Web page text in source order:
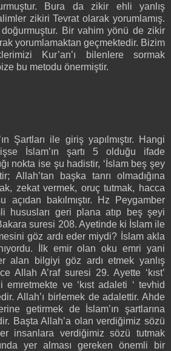
Bura da zikir ehli yanlış
zikiri Tevrat olarak yorumlamış.
doğurmuştur. Bir vahim yönü de zikir
yorumlamaktan geçmektedir. Bizim
Kur’an’ı bilenlere sormak
bu metodu önermiştir.
Şartları ile giriş yapılmıştır. Hangi
İslam’ın şartı 5 olduğu ifade
nokta ise şu hadistir, ‘İslam beş şey
Allah’tan başka tanrı olmadığına
zekat vermek, oruç tutmak, hacca
açıdan bakılmıştır. Hz Peygamber
hususları geri plana atıp beş şeyi
suresi 208. Ayetinde ki İslam ile
göz ardı eder miydi? İslam akla
İlk emir olan oku emri yani
alan bilgiyi göz ardı etmek yanlış
Allah A’raf suresi 29. Ayette ‘kıst’
ve ‘kıst adaleti ‘ tevhid
Allah’ı birlemek de adalettir. Ahde
getirmek de İslam’ın şartlarına
Başta Allah’a olan verdiğimiz sözü
insanlara verdiğimiz sözü tutmak
yer alması gereken önemli bir